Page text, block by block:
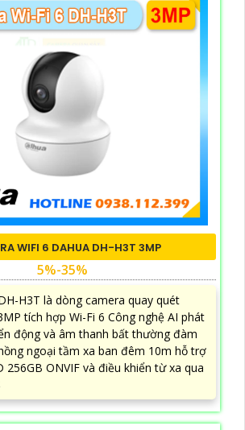
WIFI 6 DAHUA DH-H3T 3MP
5%-35%
H3T là dòng camera quay quét
tích hợp Wi-Fi 6 Công nghệ AI phát
động và âm thanh bất thường đàm
ngoại tầm xa ban đêm 10m hỗ trợ
256GB ONVIF và điều khiển từ xa qua